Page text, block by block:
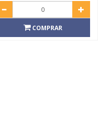
COMPRAR